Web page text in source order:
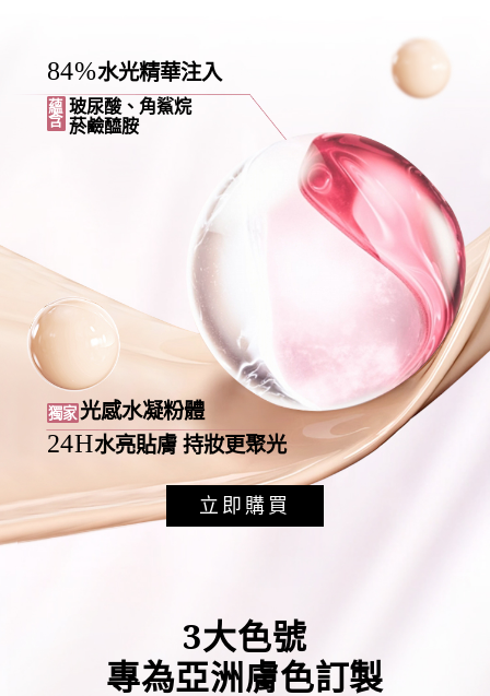
84%水光精華注入
蘊
含
玻尿酸、角鯊烷
菸鹼醯胺
獨家光感水凝粉體
24H水亮貼膚 持妝更聚光
立即購買
3大色號
專為亞洲膚色訂製